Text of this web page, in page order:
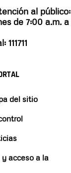
al público:
de 7:00 a.m. a
del sitio
acceso a la